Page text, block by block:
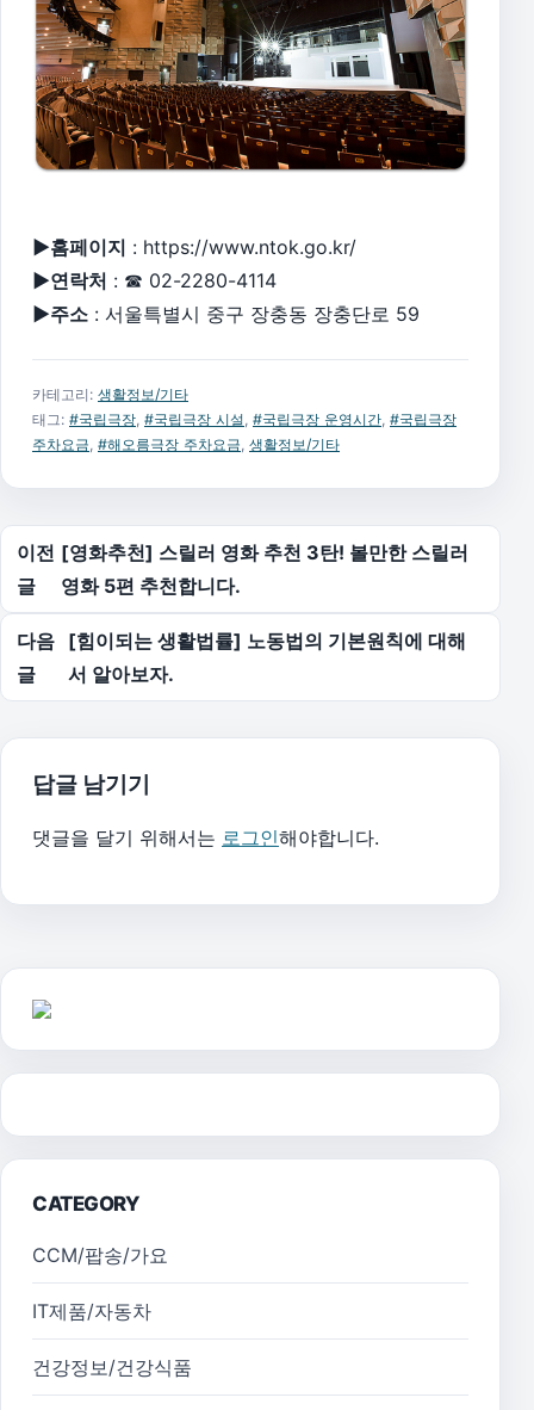
▶홈페이지 : https://www.ntok.go.kr/
▶연락처 : ☎ 02-2280-4114
▶주소 : 서울특별시 중구 장충동 장충단로 59
카테고리: 생활정보/기타
태그: #국립극장 #국립극장 시설 #국립극장 운영시간 #국립극장
주차요금 #해오름극장 주차요금 생활정보/기타
글 탐색
이전
글
[영화추천] 스릴러 영화 추천 3탄! 볼만한 스릴러
영화 5편 추천합니다.
다음
글
[힘이되는 생활법률] 노동법의 기본원칙에 대해
서 알아보자.
답글 남기기
댓글을 달기 위해서는 로그인해야합니다.
CATEGORY
CCM/팝송/가요
IT제품/자동차
건강정보/건강식품